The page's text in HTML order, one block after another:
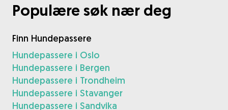
Populære søk nær deg
Finn Hundepassere
Hundepassere i Oslo
Hundepassere i Bergen
Hundepassere i Trondheim
Hundepassere i Stavanger
Hundepassere i Sandvika